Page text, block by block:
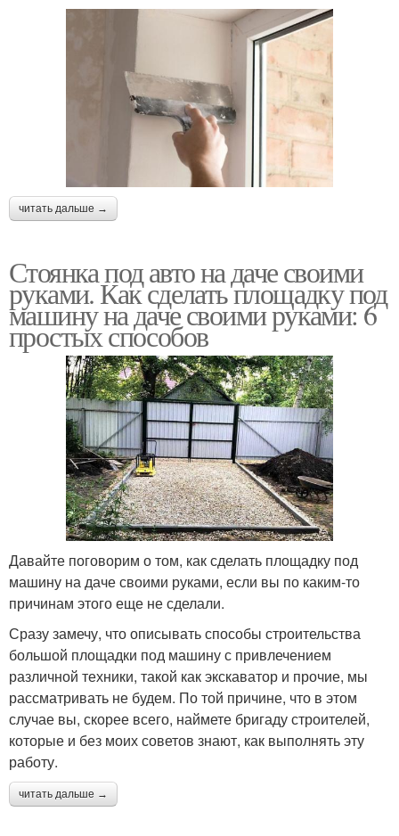
читать дальше →
Стоянка под авто на даче своими
руками. Как сделать площадку под
машину на даче своими руками: 6
простых способов
Давайте поговорим о том, как сделать площадку под
машину на даче своими руками, если вы по каким-то
причинам этого еще не сделали.
Сразу замечу, что описывать способы строительства
большой площадки под машину с привлечением
различной техники, такой как экскаватор и прочие, мы
рассматривать не будем. По той причине, что в этом
случае вы, скорее всего, наймете бригаду строителей,
которые и без моих советов знают, как выполнять эту
работу.
читать дальше →